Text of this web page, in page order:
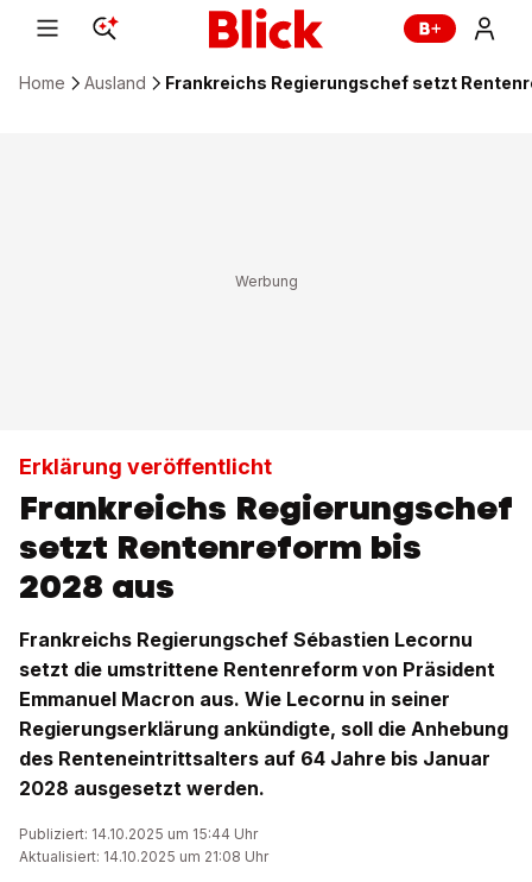
Home Ausland Frankreichs Regierungschef setzt
Erklärung veröffentlicht
Frankreichs Regierungschef
setzt Rentenreform bis
2028 aus
Frankreichs Regierungschef Sébastien Lecornu
setzt die umstrittene Rentenreform von Präsident
Emmanuel Macron aus. Wie Lecornu in seiner
Regierungserklärung ankündigte, soll die Anhebung
des Renteneintrittsalters auf 64 Jahre bis Januar
2028 ausgesetzt werden.
Publiziert: 14.10.2025 um 15:44 Uhr
Aktualisiert: 14.10.2025 um 21:08 Uhr